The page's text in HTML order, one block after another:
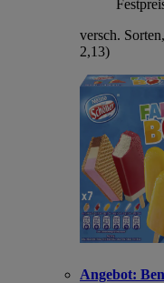
versch.
2,13)
Angebot: